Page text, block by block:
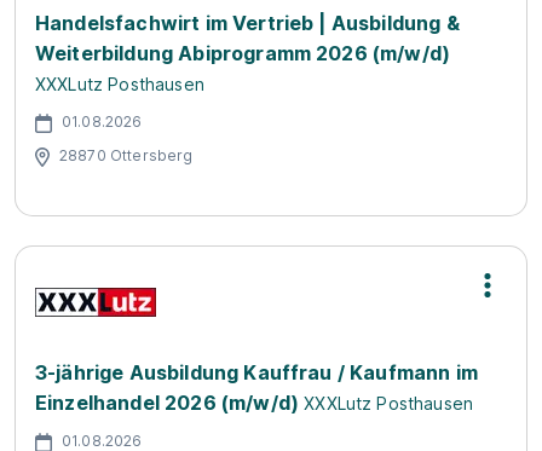
Handelsfachwirt im Vertrieb | Ausbildung &
Weiterbildung Abiprogramm 2026 (m/w/d)
XXXLutz Posthausen
01.08.2026
28870 Ottersberg
3-jährige Ausbildung Kauffrau / Kaufmann im
Einzelhandel 2026 (m/w/d) XXXLutz Posthausen
01.08.2026